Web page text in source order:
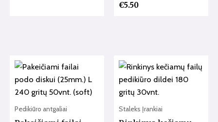
€5.50
Pedikiūro antgaliai Staleks Įrankiai